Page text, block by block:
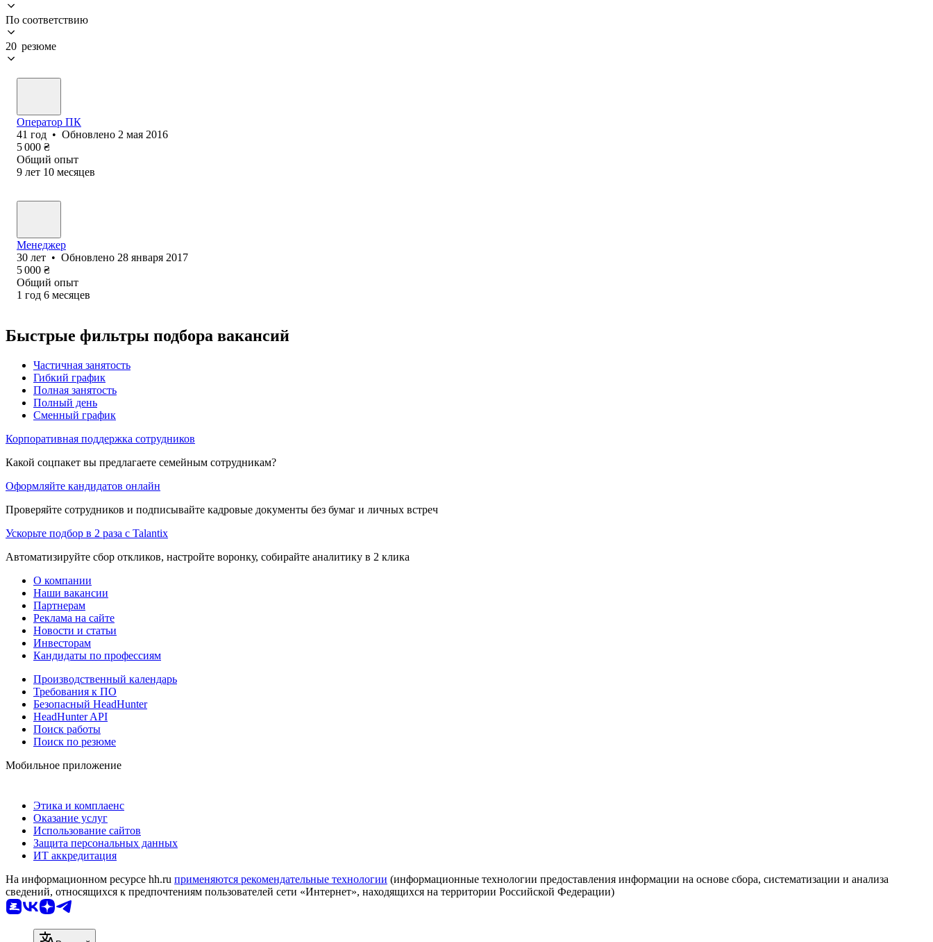
По соответствию
20 резюме
Оператор ПК
41 год • Обновлено 2 мая 2016
5 000 ₴
Общий опыт
9 лет 10 месяцев
Менеджер
30 лет • Обновлено 28 января 2017
5 000 ₴
Общий опыт
1 год 6 месяцев
Быстрые фильтры подбора вакансий
Частичная занятость
Гибкий график
Полная занятость
Полный день
Сменный график
Корпоративная поддержка сотрудников
Какой соцпакет вы предлагаете семейным сотрудникам?
Оформляйте кандидатов онлайн
Проверяйте сотрудников и подписывайте кадровые документы без бумаг и личных встреч
Ускорьте подбор в 2 раза с Talantix
Автоматизируйте сбор откликов, настройте воронку, собирайте аналитику в 2 клика
О компании
Наши вакансии
Партнерам
Реклама на сайте
Новости и статьи
Инвесторам
Кандидаты по профессиям
Производственный календарь
Требования к ПО
Безопасный HeadHunter
HeadHunter API
Поиск работы
Поиск по резюме
Мобильное приложение
Этика и комплаенс
Оказание услуг
Использование сайтов
Защита персональных данных
ИТ аккредитация
На информационном ресурсе hh.ru применяются рекомендательные технологии (информационные технологии предоставления информации на основе сбора, систематизации и анализа
сведений, относящихся к предпочтениям пользователей сети «Интернет», находящихся на территории Российской Федерации)